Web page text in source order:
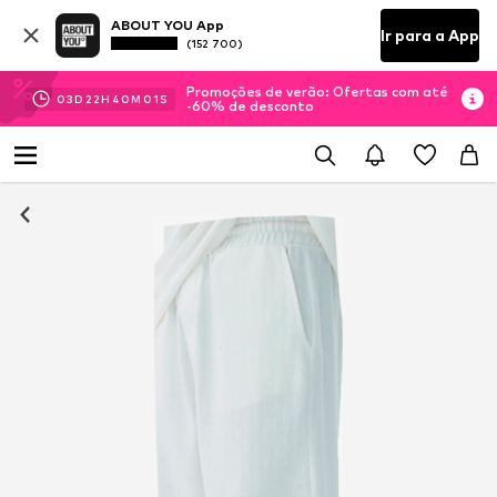
ABOUT YOU App
(152 700) Ir para a App
03D 22H 40M 01 S
Promoções de verão: Ofertas com até
-60% de desconto